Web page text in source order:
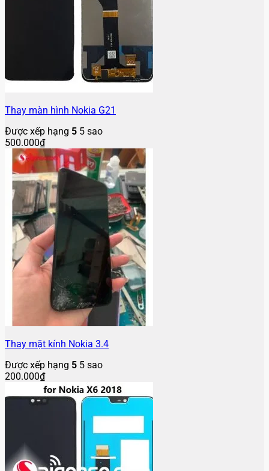
Thay màn hình Nokia G21
Được xếp hạng 5 5 sao
500.000₫
Thay mặt kính Nokia 3.4
Được xếp hạng 5 5 sao
200.000₫